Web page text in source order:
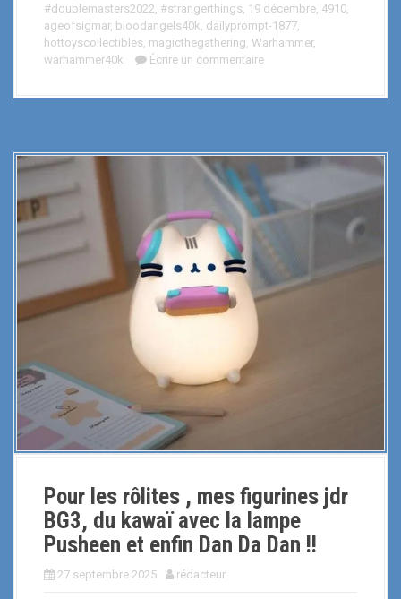
#doublemasters2022, #strangerthings, 19 décembre, 4910,
ageofsigmar, bloodangels40k, dailyprompt-1877,
hottoyscollectibles, magicthegathering, Warhammer,
warhammer40k
Écrire un commentaire
Pour les rôlites , mes figurines jdr
BG3, du kawaï avec la lampe
Pusheen et enfin Dan Da Dan !!
27 septembre 2025 rédacteur